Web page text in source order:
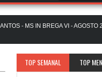
- MS IN BREGA VI - AGOSTO
TOP SEMANAL TOP